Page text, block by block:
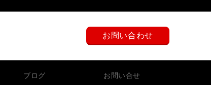
080-5281-3833
24時間以内に折り返します。
お問い合わせ
ブログ お問い合せ